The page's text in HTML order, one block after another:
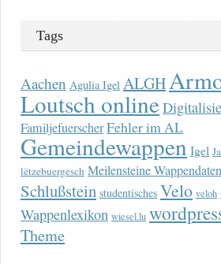
Tags
Aachen Agulia Igel ALGH
Loutsch online
FamiljefuerscherFehler im AL
Gemeindewappen Igel
lëtzebuergesch Meilensteine
Schlußstein studentisches Velo veloh
Wappenlexikon wiesel.lu
Theme